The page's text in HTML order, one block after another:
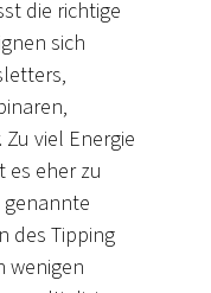
die richtige
sich
viel Energie
es eher zu
genannte
des Tipping
wenigen